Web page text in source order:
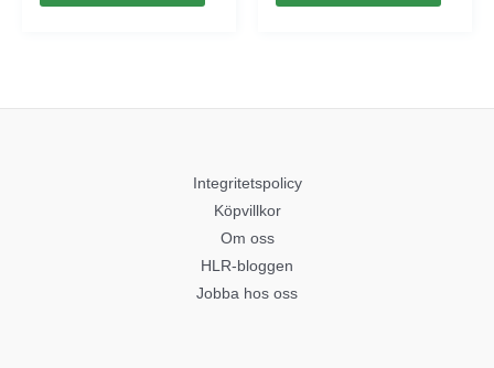
Integritetspolicy
Köpvillkor
Om oss
HLR-bloggen
Jobba hos oss